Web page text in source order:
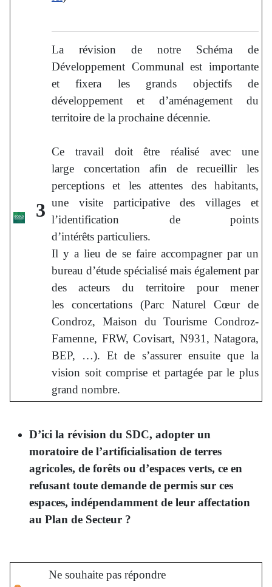
3
La révision de notre Schéma de
Développement Communal est importante
et fixera les grands objectifs de
développement et d’aménagement du
territoire de la prochaine décennie.
Ce travail doit être réalisé avec une
large concertation afin de recueillir les
perceptions et les attentes des habitants,
une visite participative des villages et
l’identification de points
d’intérêts particuliers.
Il y a lieu de se faire accompagner par un
bureau d’étude spécialisé mais également par
des acteurs du territoire pour mener
les concertations (Parc Naturel Cœur de
Condroz, Maison du Tourisme Condroz-
Famenne, FRW, Covisart, N931, Natagora,
BEP, …). Et de s’assurer ensuite que la
vision soit comprise et partagée par le plus
grand nombre.
D’ici la révision du SDC, adopter un
moratoire de l’artificialisation de terres
agricoles, de forêts ou d’espaces verts, ce en
refusant toute demande de permis sur ces
espaces, indépendamment de leur affectation
au Plan de Secteur ?
Ne souhaite pas répondre